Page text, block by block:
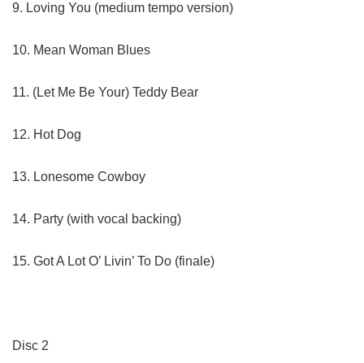
9. Loving You (medium tempo version)
10. Mean Woman Blues
11. (Let Me Be Your) Teddy Bear
12. Hot Dog
13. Lonesome Cowboy
14. Party (with vocal backing)
15. Got A Lot O’ Livin’ To Do (finale)
Disc 2